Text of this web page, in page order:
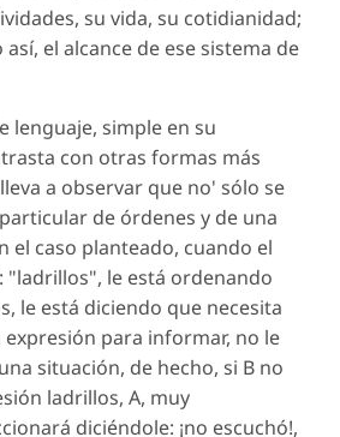
su vida, su cotidianidad;
el alcance de ese sistema de
lenguaje, simple en su
con otras formas más
a observar que no' sólo se
de órdenes y de una
el caso planteado, cuando el
"ladrillos", le está ordenando
le está diciendo que necesita
para informar, no le
situación, de hecho, si B no
ladrillos, A, muy
diciéndole: ¡no escuchó!,